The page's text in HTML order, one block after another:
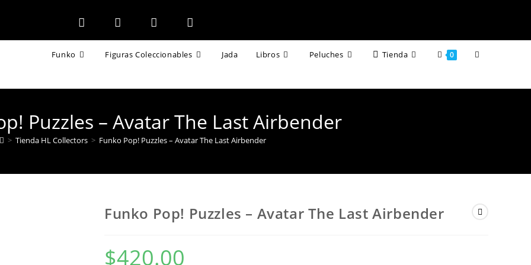
Funko Figuras Coleccionables Jada Libros Peluches Tienda 0 Alternar
Puzzles – Avatar The Last Airbender
> Tienda HL Collectors > Funko Pop! Puzzles – Avatar The Last Airbender
Funko Pop! Puzzles – Avatar The Last Airbender
$420.00